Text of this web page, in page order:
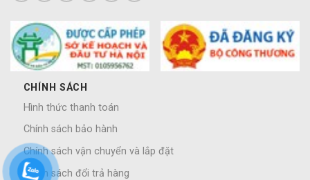
CHÍNH SÁCH
Hình thức thanh toán
Chính sách bảo hành
Chính sách vận chuyển và lắp đặt
Chính sách đổi trả hàng